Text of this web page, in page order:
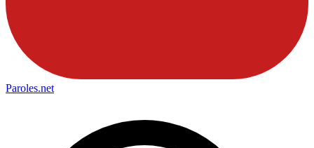
Paroles.net